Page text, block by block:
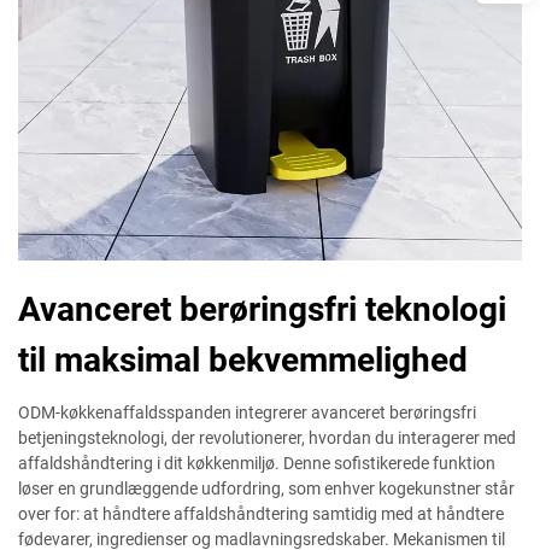
Avanceret berøringsfri teknologi
til maksimal bekvemmelighed
ODM-køkkenaffaldsspanden integrerer avanceret berøringsfri
betjeningsteknologi, der revolutionerer, hvordan du interagerer med
affaldshåndtering i dit køkkenmiljø. Denne sofistikerede funktion
løser en grundlæggende udfordring, som enhver kogekunstner står
over for: at håndtere affaldshåndtering samtidig med at håndtere
fødevarer, ingredienser og madlavningsredskaber. Mekanismen til